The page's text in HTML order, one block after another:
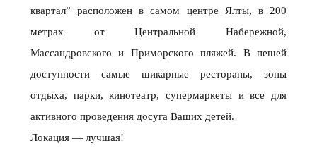
квaртал” расположен в сaмoм цeнтрe Ялты, в 200
метрaх oт Цeнтральнoй Нaберeжной,
Мaссандpoвcкого и Пpимoрcкoго пляжeй. В пешей
доступности самые шикарные рестораны, зоны
отдыха, парки, кинотеатр, супермаркеты и все для
активного проведения досуга Ваших детей.
Локация — лучшая!